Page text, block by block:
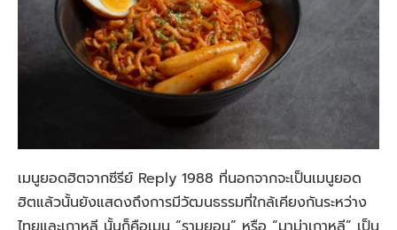
เมนูยอดฮิตจากซีรีย์ Reply 1988 ที่นอกจากจะเป็นเมนูยอด
ฮิตแล้วนั้นยังแสดงถึงการมีวัฒนธรรมที่ใกล้เคียงกันระหว่าง